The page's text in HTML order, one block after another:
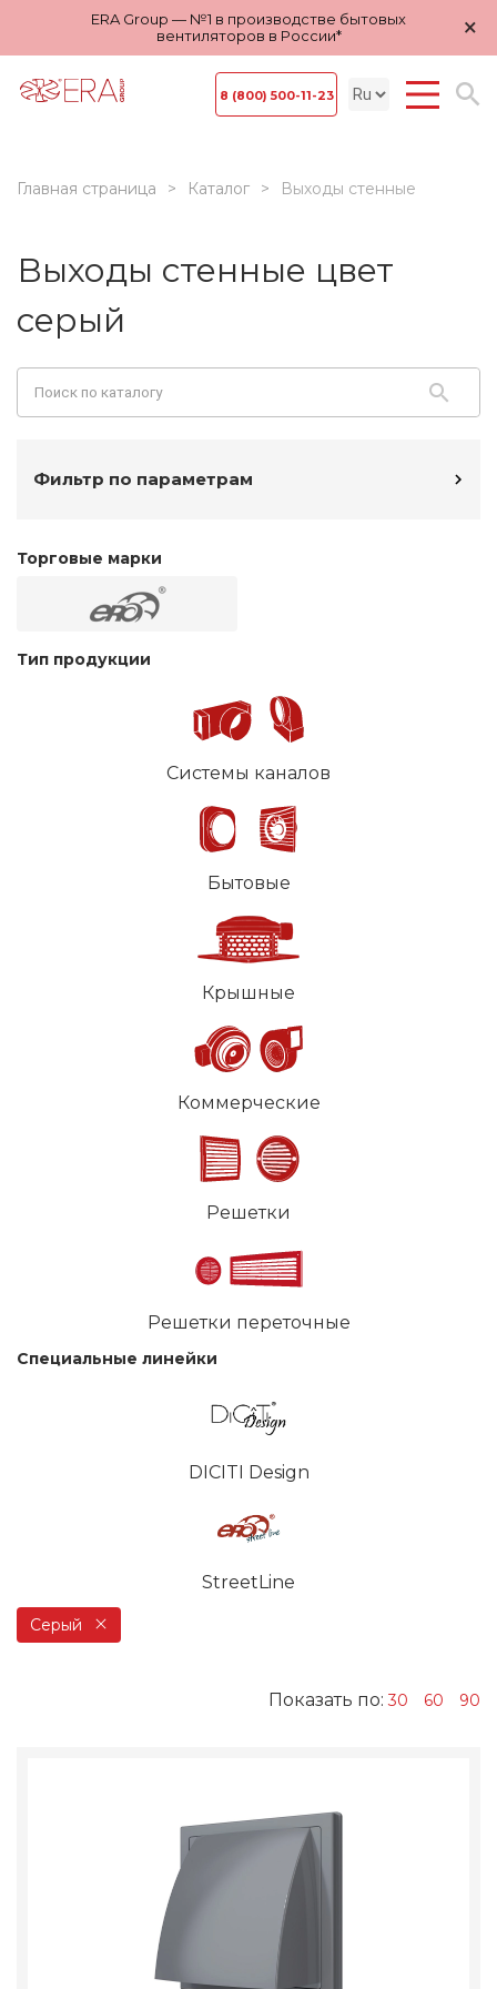
ERA Group — №1 в производстве бытовых
вентиляторов в России*
×
8 (800) 500-11-23
Главная страница Каталог Выходы стенные
Выходы стенные цвет
серый
Фильтр по параметрам
Торговые марки
Тип продукции
Системы каналов
Бытовые
Крышные
Коммерческие
Решетки
Решетки переточные
Специальные линейки
DICITI Design
StreetLine
Серый
Показать по:30 60 90